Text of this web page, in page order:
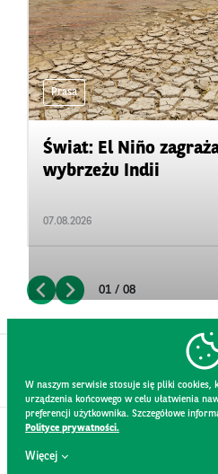
Prasa
Świat: El Niño
wybrzeżu Indii
07.08.2026
01 / 08
W naszym serwisie stosuje się pliki cookies,
urządzenia końcowego w celu ułatwienia
preferencji użytkownika. Szczegółowe
Polityce prywatności.
Więcej
KONTAKT
REGULAMIN STRONY